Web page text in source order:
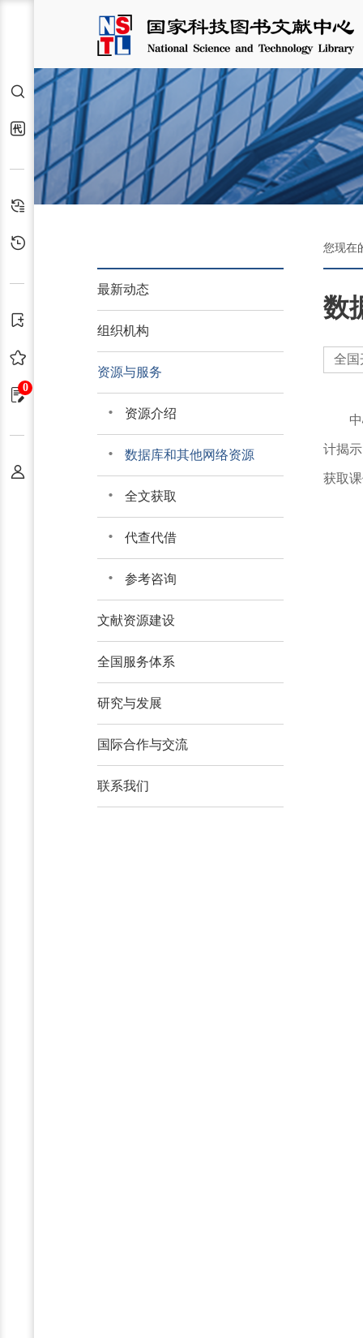
检索
代查代借
检索历史
0
最新动态
组织机构
资源与服务
资源介绍
数据库和其他网络资源
全文获取
代查代借
参考咨询
文献资源建设
全国服务体系
研究与发展
国际合作与交流
联系我们
您现在
数
全国
计揭
获取